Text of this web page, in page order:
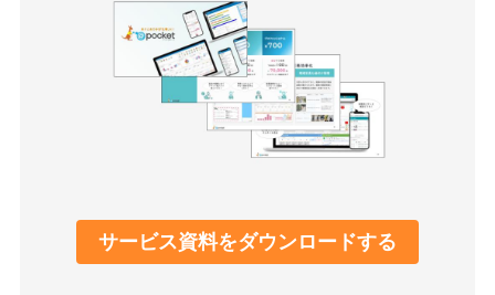
サービス資料をダウンロードする